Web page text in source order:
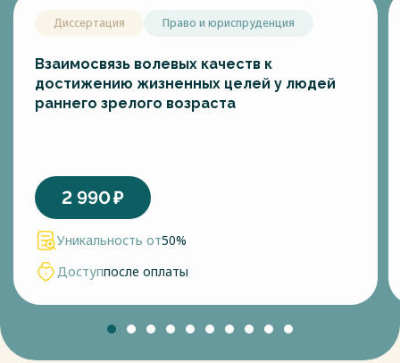
Диссертация Право и юриспруденция
Взаимосвязь волевых качеств к
достижению жизненных целей у людей
раннего зрелого возраста
2 990₽
Уникальность от50%
Доступпосле оплаты